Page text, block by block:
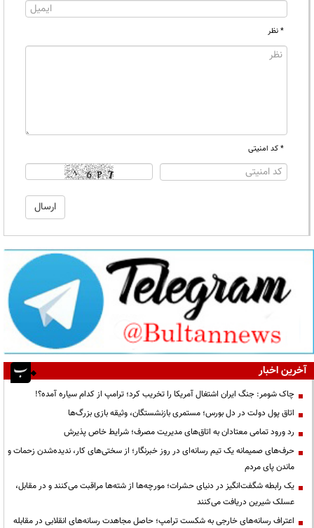
* نظر
* کد امنیتی
آخرین اخبار
چاک شومر: جنگ ایران اشتغال آمریکا را تخریب کرد؛ ترامپ از کدام سیاره آمده؟!
اتاق پول دولت در دل بورس؛ مستمری بازنشستگان، وثیقه بازی بزرگ‌ها
رد ورود تمامی معتادان به اتاق‌های مدیریت مصرف؛ شرایط خاص پذیرش
حرف‌های صمیمانه یک تیم رسانه‌ای در روز خبرنگار؛ از سختی‌های کار، ندیده‌شدن زحمات و
ماندن پای مردم
یک رابطه شگفت‌انگیز در دنیای حشرات؛ مورچه‌ها از شته‌ها مراقبت می‌کنند و در مقابل،
عسلک شیرین دریافت می‌کنند
اعتراف رسانه‌های خارجی به شکست ترامپ؛ حاصل مجاهدت رسانه‌های انقلابی در مقابله